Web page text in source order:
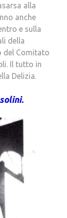
alla
anche
e sulla
della
del Comitato
Il tutto in
Delizia.